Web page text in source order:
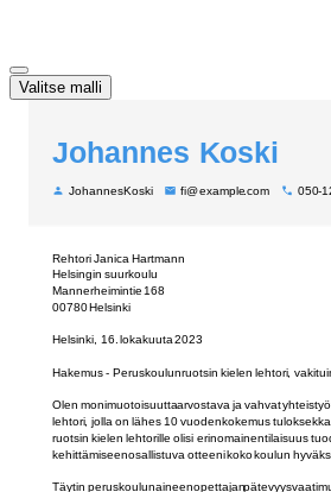
Valitse malli